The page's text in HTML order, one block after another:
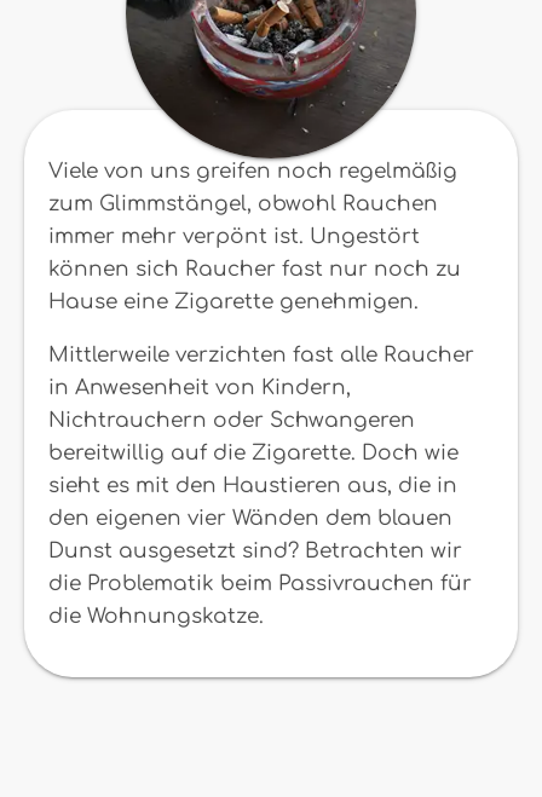
Viele von uns greifen noch regelmäßig
zum Glimmstängel, obwohl Rauchen
immer mehr verpönt ist. Ungestört
können sich Raucher fast nur noch zu
Hause eine Zigarette genehmigen.
Mittlerweile verzichten fast alle Raucher
in Anwesenheit von Kindern,
Nichtrauchern oder Schwangeren
bereitwillig auf die Zigarette. Doch wie
sieht es mit den Haustieren aus, die in
den eigenen vier Wänden dem blauen
Dunst ausgesetzt sind? Betrachten wir
die Problematik beim Passivrauchen für
die Wohnungskatze.